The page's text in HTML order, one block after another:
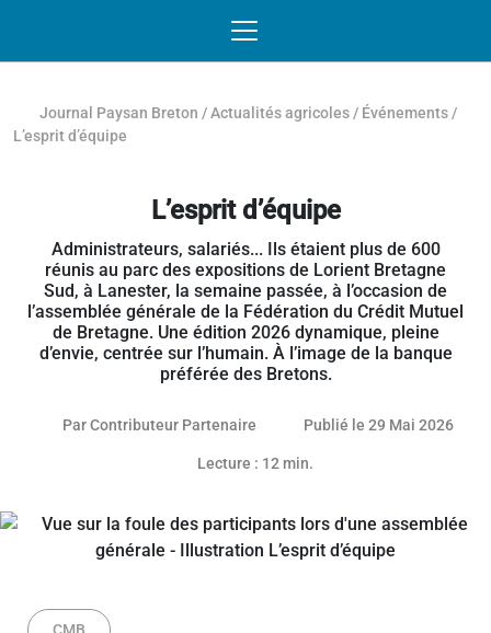
Journal Paysan Breton /Actualités agricoles / Événements /
L’esprit d’équipe
L’esprit d’équipe
Administrateurs, salariés... Ils étaient plus de 600
réunis au parc des expositions de Lorient Bretagne
Sud, à Lanester, la semaine passée, à l’occasion de
l’assemblée générale de la Fédération du Crédit Mutuel
de Bretagne. Une édition 2026 dynamique, pleine
d’envie, centrée sur l’humain. À l’image de la banque
préférée des Bretons.
ParContributeur Partenaire Publié le 29 Mai 202628
Lecture : 12 min.